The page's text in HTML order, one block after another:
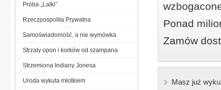
Ponad
Zamów
Masz już
Próba „Lalki”
Rzeczpospolita Prywatna
Samoświadomość, a nie wymówka
Strzały opon i korków od szampana
Strzemiona Indiany Jonesa
Uroda wykuta młotkiem